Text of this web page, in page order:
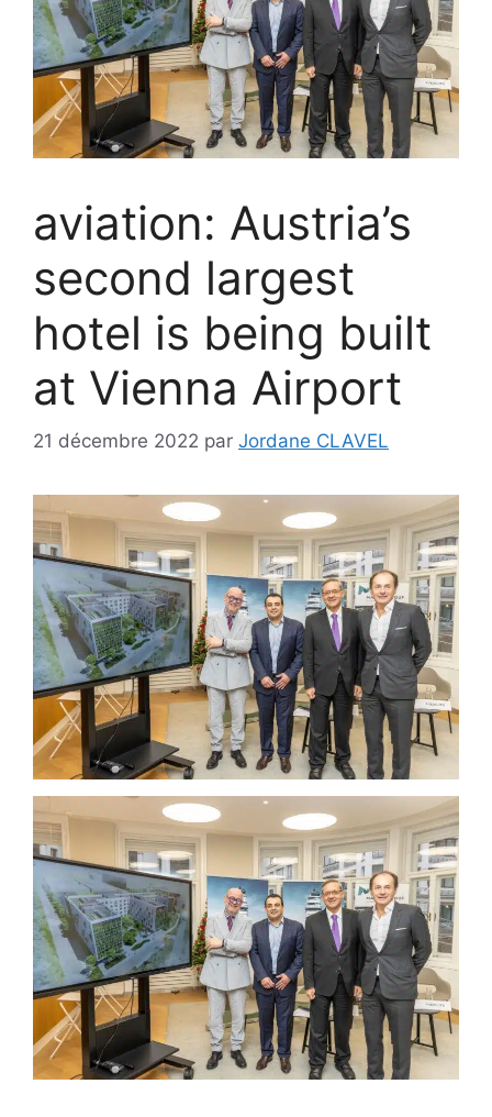
aviation: Austria’s
second largest
hotel is being built
at Vienna Airport
21 décembre 2022 par Jordane CLAVEL